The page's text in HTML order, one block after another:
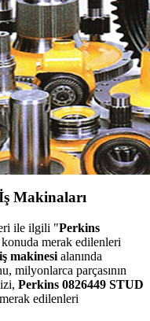
Makinaları
ile ilgili "Perkins
merak edilenleri
makinesi alanında
milyonlarca parçasının
Perkins 0826449 STUD
edilenleri